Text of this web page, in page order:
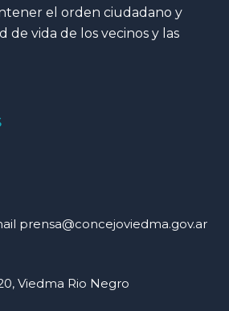
el orden ciudadano y
de vida de los vecinos y las
prensa@concejoviedma.gov.ar
Viedma Rio Negro